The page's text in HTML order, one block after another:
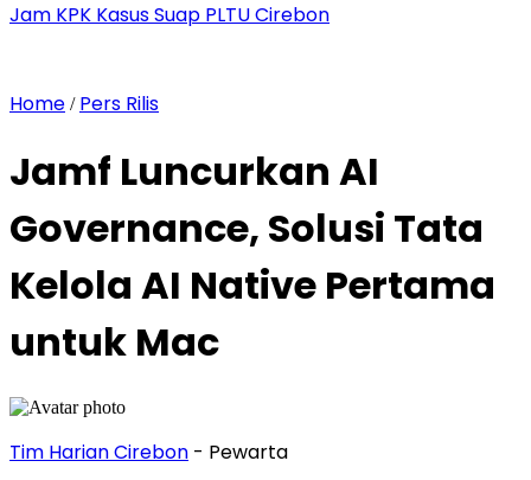
Jam KPK Kasus Suap PLTU Cirebon
Home / Pers Rilis
Jamf Luncurkan AI
Governance, Solusi Tata
Kelola AI Native Pertama
untuk Mac
Tim Harian Cirebon - Pewarta